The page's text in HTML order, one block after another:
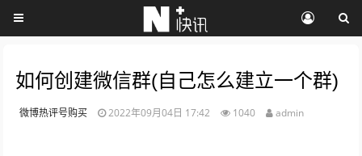
如何创建微信群(自己怎么建立一个群)
微博热评号购买 2022年09月04日 17:42 1040 admin